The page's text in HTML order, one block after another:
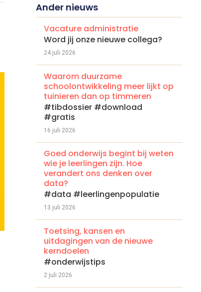
Ander nieuws
Vacature administratie
Word jij onze nieuwe collega?
24 juli 2026
Waarom duurzame
schoolontwikkeling meer lijkt op
tuinieren dan op timmeren
#tibdossier #download
#gratis
16 juli 2026
Goed onderwijs begint bij weten
wie je leerlingen zijn. Hoe
verandert ons denken over
data?
#data #leerlingenpopulatie
13 juli 2026
Toetsing, kansen en
uitdagingen van de nieuwe
kerndoelen
#onderwijstips
2 juli 2026